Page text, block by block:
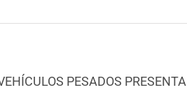
PESADOS PRESENTA